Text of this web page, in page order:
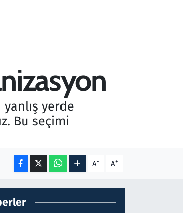
yerde
Bu seçimi
A- A+